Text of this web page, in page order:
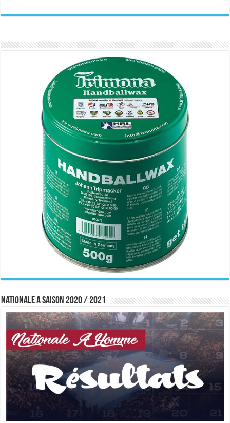
Nationale A saison 2020 / 2021